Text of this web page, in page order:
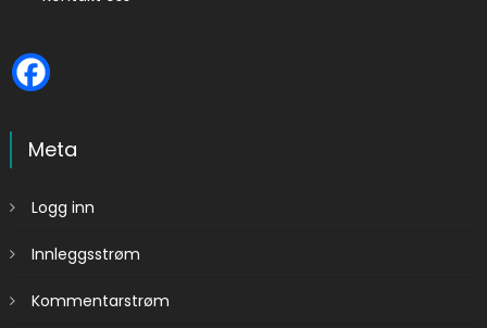
Meta
Logg inn
Innleggsstrøm
Kommentarstrøm